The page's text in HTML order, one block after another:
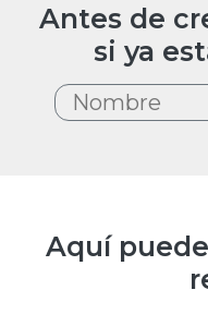
Antes de
si ya
Aquí